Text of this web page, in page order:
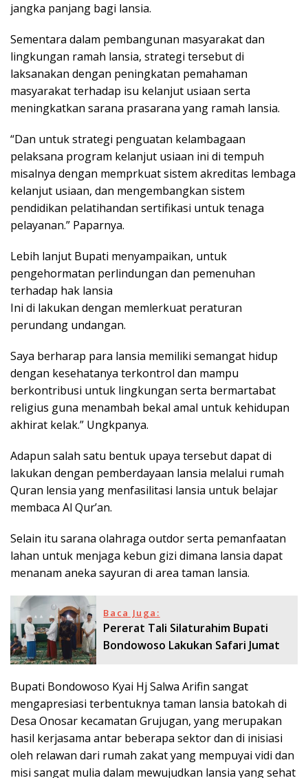
jangka panjang bagi lansia.
Sementara dalam pembangunan masyarakat dan
lingkungan ramah lansia, strategi tersebut di
laksanakan dengan peningkatan pemahaman
masyarakat terhadap isu kelanjut usiaan serta
meningkatkan sarana prasarana yang ramah lansia.
“Dan untuk strategi penguatan kelambagaan
pelaksana program kelanjut usiaan ini di tempuh
misalnya dengan memprkuat sistem akreditas lembaga
kelanjut usiaan, dan mengembangkan sistem
pendidikan pelatihandan sertifikasi untuk tenaga
pelayanan.” Paparnya.
Lebih lanjut Bupati menyampaikan, untuk
pengehormatan perlindungan dan pemenuhan
terhadap hak lansia
Ini di lakukan dengan memlerkuat peraturan
perundang undangan.
Saya berharap para lansia memiliki semangat hidup
dengan kesehatanya terkontrol dan mampu
berkontribusi untuk lingkungan serta bermartabat
religius guna menambah bekal amal untuk kehidupan
akhirat kelak.” Ungkpanya.
Adapun salah satu bentuk upaya tersebut dapat di
lakukan dengan pemberdayaan lansia melalui rumah
Quran lensia yang menfasilitasi lansia untuk belajar
membaca Al Qur’an.
Selain itu sarana olahraga outdor serta pemanfaatan
lahan untuk menjaga kebun gizi dimana lansia dapat
menanam aneka sayuran di area taman lansia.
Baca Juga:
Pererat Tali Silaturahim Bupati
Bondowoso Lakukan Safari Jumat
Bupati Bondowoso Kyai Hj Salwa Arifin sangat
mengapresiasi terbentuknya taman lansia batokah di
Desa Onosar kecamatan Grujugan, yang merupakan
hasil kerjasama antar beberapa sektor dan di inisiasi
oleh relawan dari rumah zakat yang mempuyai vidi dan
misi sangat mulia dalam mewujudkan lansia yang sehat